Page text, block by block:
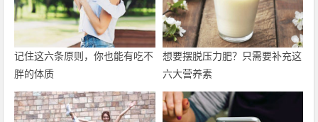
记住这六条原则，你也能有吃不
胖的体质
想要摆脱压力肥？只需要补充这
六大营养素